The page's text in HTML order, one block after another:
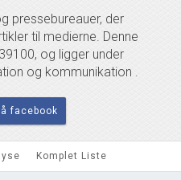
pressebureauer, der
til medierne. Denne
og ligger under
og kommunikation .
facebook
Komplet Liste